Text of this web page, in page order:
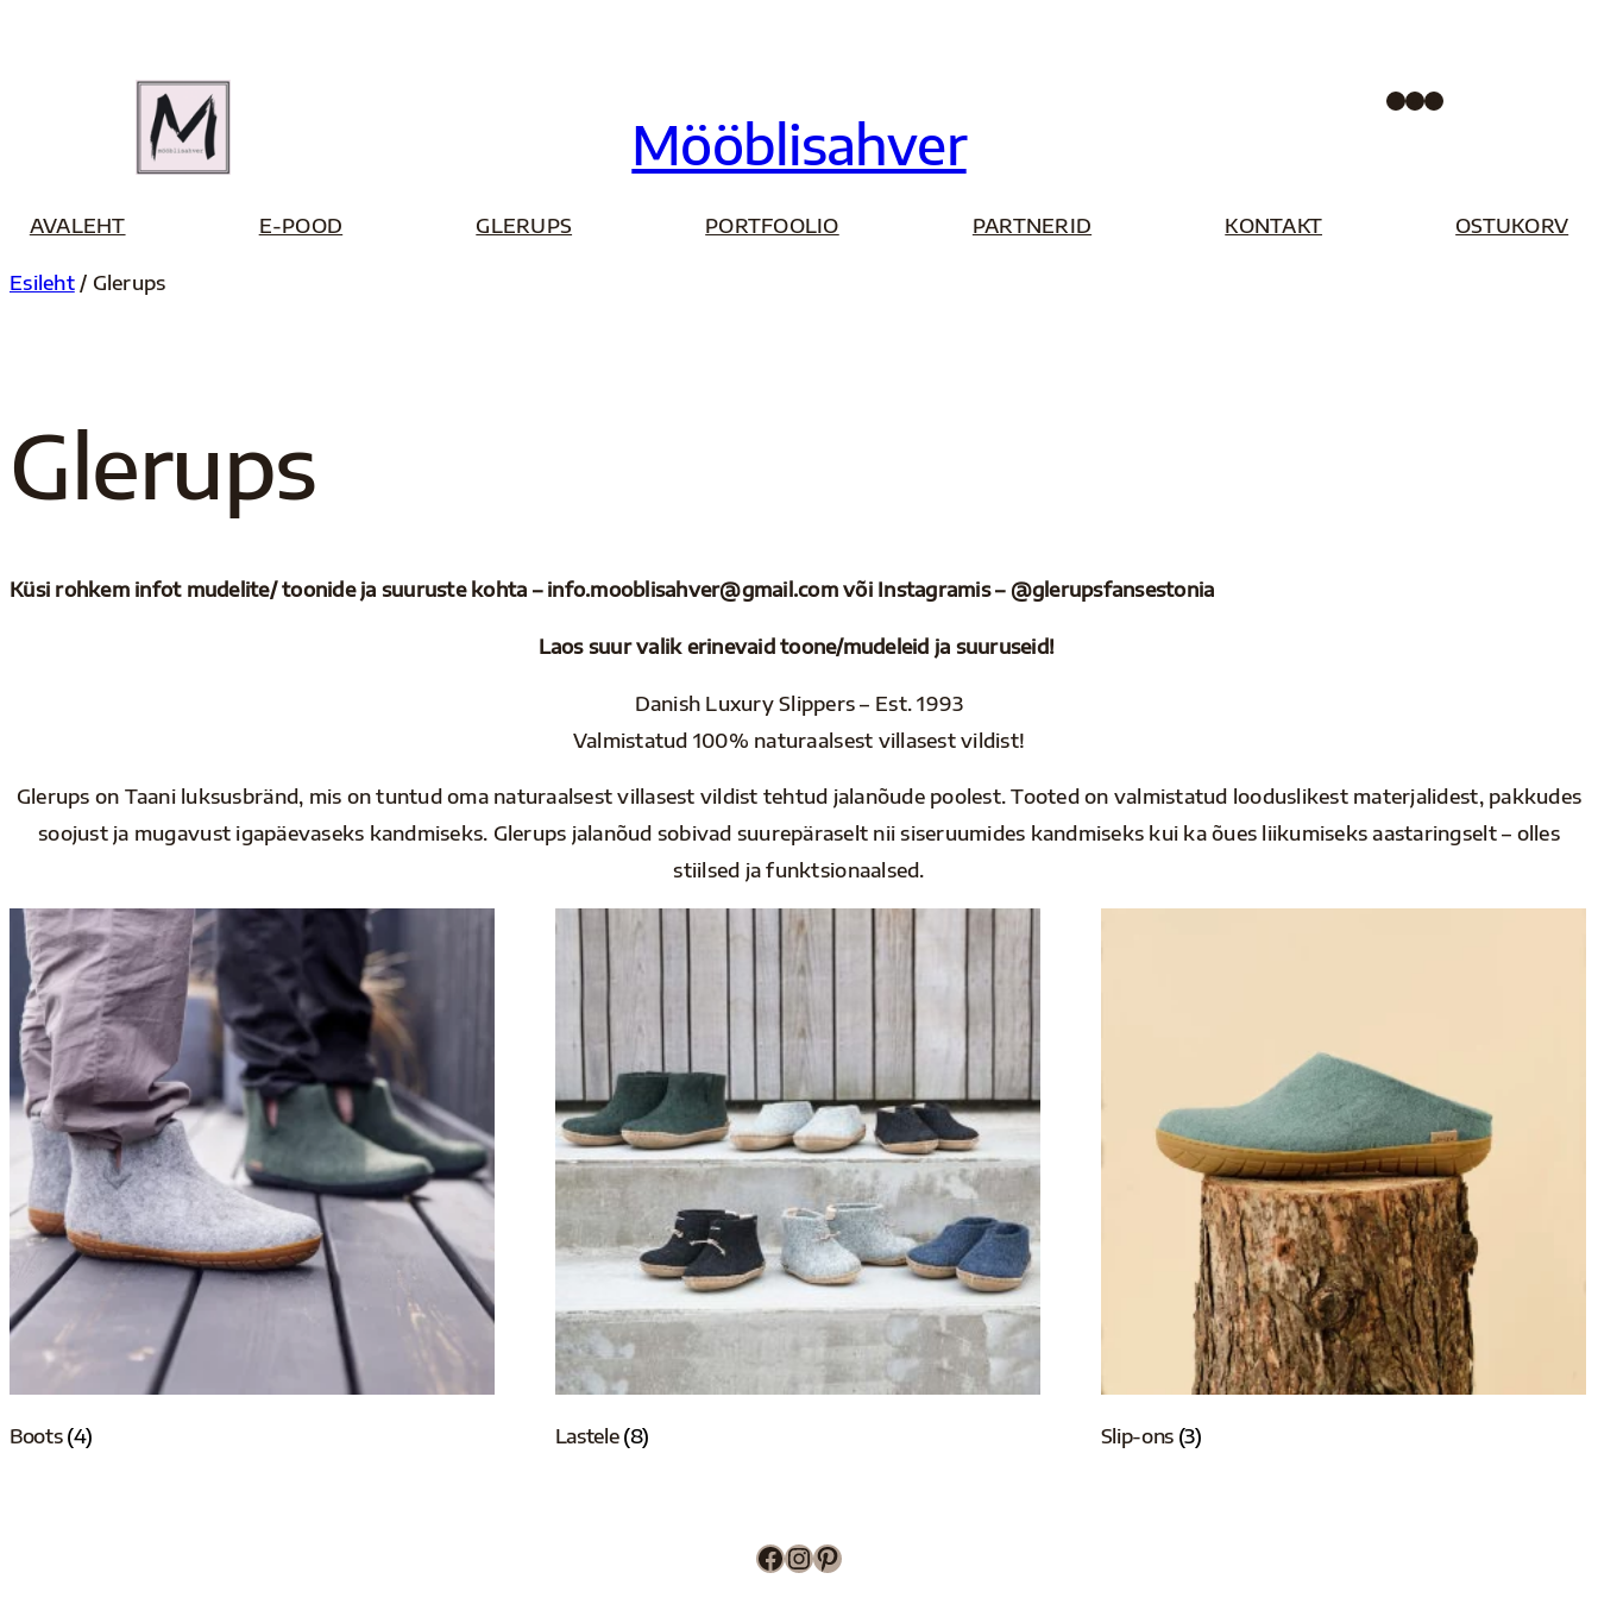
Mööblisahver
Facebook InstagramPinterest
AVALEHT E-POOD GLERUPS PORTFOOLIO PARTNERID KONTAKT OSTUKORV
Esileht/ Glerups
Glerups
Küsi rohkem infot mudelite/ toonide ja suuruste kohta – info.mooblisahver@gmail.com või Instagramis – @glerupsfansestonia
Laos suur valik erinevaid toone/mudeleid ja suuruseid!
Danish Luxury Slippers – Est. 1993
Valmistatud 100% naturaalsest villasest vildist!
Glerups on Taani luksusbränd, mis on tuntud oma naturaalsest villasest vildist tehtud jalanõude poolest. Tooted on valmistatud looduslikest materjalidest, pakkudes
soojust ja mugavust igapäevaseks kandmiseks. Glerups jalanõud sobivad suurepäraselt nii siseruumides kandmiseks kui ka õues liikumiseks aastaringselt – olles
stiilsed ja funktsionaalsed.
Boots(4) Lastele(8) Slip-ons (3)
Facebook
Instagram
Pinterest